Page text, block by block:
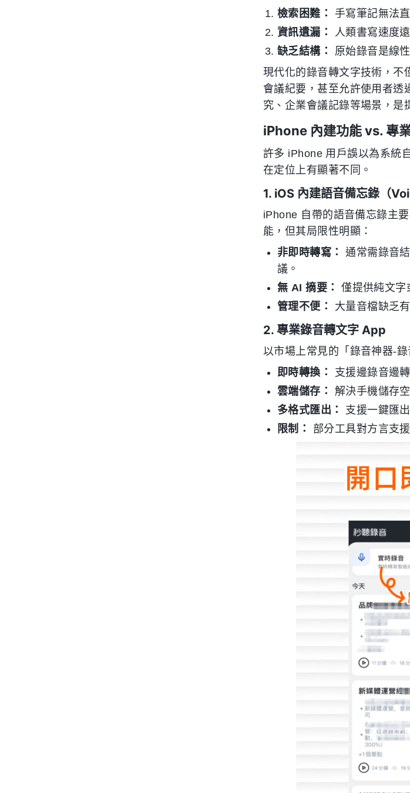
檢索困難：
手寫筆記無法
資訊遺漏：
人類書寫速度
缺乏結構：
原始錄音是線
現代化的錄音轉文字技術，不
會議紀要，甚至允許使用者透
究、企業會議記錄等場景，是
iPhone 內建功能 vs. 專
許多 iPhone 用戶誤以為系統
在定位上有顯著不同。
1. iOS 內建語音備忘錄（
iPhone 自帶的語音備忘錄主
能，但其局限性明顯：
非即時轉寫：
通常需錄音
議。
無 AI 摘要：
僅提供純文字
管理不便：
大量音檔缺乏
2. 專業錄音轉文字 App
以市場上常見的「錄音神器-
即時轉換：
支援邊錄音邊
雲端儲存：
解決手機儲存
多格式匯出：
支援一鍵匯
限制：
部分工具對方言支